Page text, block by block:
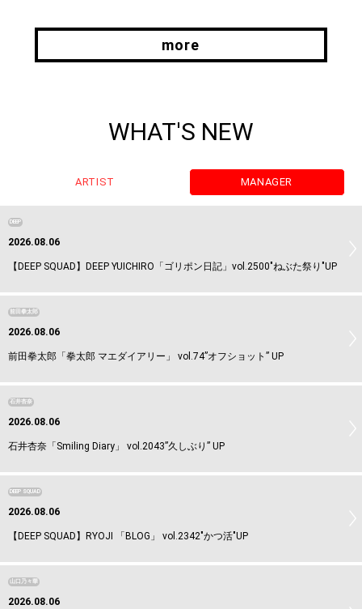
more
WHAT'S NEW
ARTIST MANAGER
DEEP
2026.08.06
【DEEP SQUAD】DEEP YUICHIRO「ゴリポン日記」vol.2500"ねぶた祭り"UP
前田拳太郎
2026.08.06
前田拳太郎「拳太郎 マエダイアリー」 vol.74”オフショット” UP
石井杏奈
2026.08.06
石井杏奈「Smiling Diary」 vol.2043”久しぶり” UP
DEEP SQUAD
2026.08.06
【DEEP SQUAD】RYOJI 「BLOG」 vol.2342"かつ活"UP
山口乃々華
2026.08.06